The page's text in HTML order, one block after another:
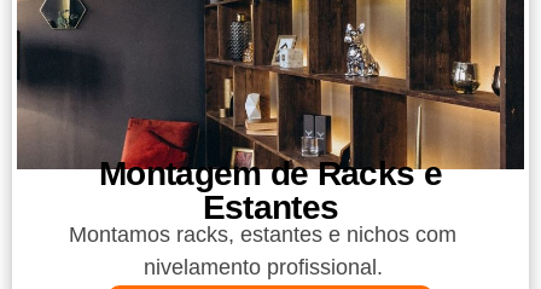
Montagem de Racks e
Estantes
Montamos racks, estantes e nichos com
nivelamento profissional.